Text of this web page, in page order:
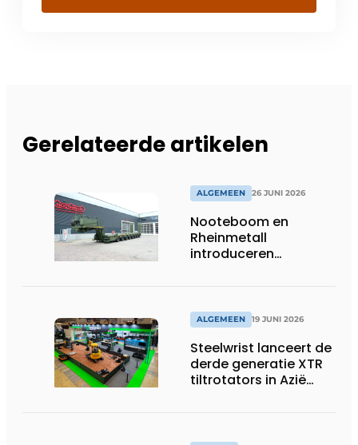
Gerelateerde artikelen
ALGEMEEN 26 JUNI 2026
Nooteboom en
Rheinmetall
introduceren
ALGEMEEN 19 JUNI 2026
Steelwrist lanceert de
derde generatie XTR
tiltrotators in Azië